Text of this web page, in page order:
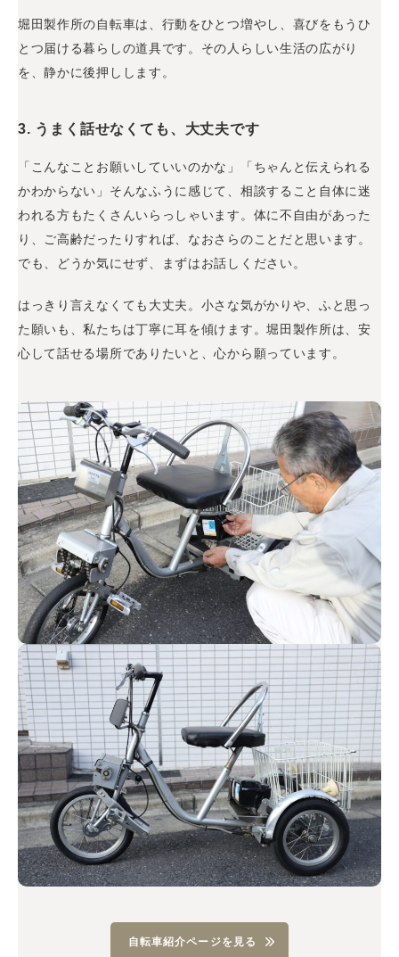
堀田製作所の自転車は、行動をひとつ増やし、喜びをもうひ
とつ届ける暮らしの道具です。その人らしい生活の広がり
を、静かに後押しします。
3. うまく話せなくても、大丈夫です
「こんなことお願いしていいのかな」「ちゃんと伝えられる
かわからない」そんなふうに感じて、相談すること自体に迷
われる方もたくさんいらっしゃいます。体に不自由があった
り、ご高齢だったりすれば、なおさらのことだと思います。
でも、どうか気にせず、まずはお話しください。
はっきり言えなくても大丈夫。小さな気がかりや、ふと思っ
た願いも、私たちは丁寧に耳を傾けます。堀田製作所は、安
心して話せる場所でありたいと、心から願っています。
自転車紹介ページを見る